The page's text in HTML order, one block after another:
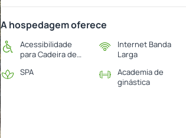
A hospedagem oferece
Acessibilidade
para Cadeira de
Internet Banda
Larga
SPA
Academia de
ginástica